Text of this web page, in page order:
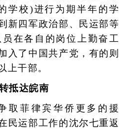
学校)进行为期半年的学
新四军政治部、民运部等
在各自的岗位上勤奋工
入了中国共产党，有的则
上干部。
抵达皖南
菲律宾华侨更多的援
民运部工作的沈尔七重返